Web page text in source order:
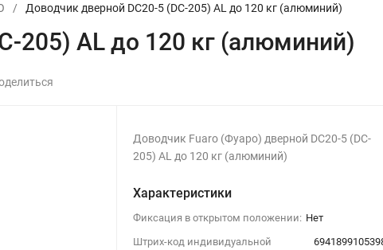
/ Доводчик дверной DC20-5 (DC-205) AL до 120 кг (алюминий)
205) AL до 120 кг (алюминий)
Доводчик Fuaro (Фуаро) дверной DC20-5 (DC-
205) AL до 120 кг (алюминий)
Характеристики
Фиксация в открытом положении: Нет
Штрих-код индивидуальной